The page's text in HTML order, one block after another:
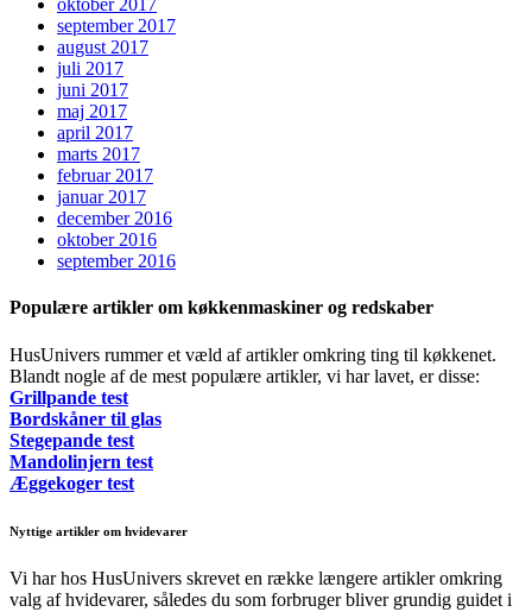
oktober 2017
september 2017
august 2017
juli 2017
juni 2017
maj 2017
april 2017
marts 2017
februar 2017
januar 2017
december 2016
oktober 2016
september 2016
Populære artikler om køkkenmaskiner og redskaber
HusUnivers rummer et væld af artikler omkring ting til køkkenet.
Blandt nogle af de mest populære artikler, vi har lavet, er disse:
Grillpande test
Bordskåner til glas
Stegepande test
Mandolinjern test
Æggekoger test
Nyttige artikler om hvidevarer
Vi har hos HusUnivers skrevet en række længere artikler omkring
valg af hvidevarer, således du som forbruger bliver grundig guidet i